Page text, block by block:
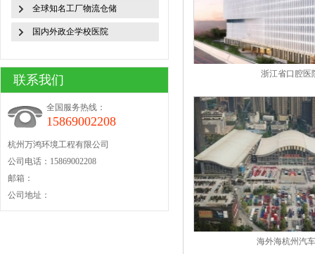
全球知名工厂物流仓储
国内外政企学校医院
联系我们
全国服务热线：
15869002208
杭州万鸿环境工程有限公司
公司电话：15869002208
邮箱：
公司地址：
浙江省口腔医
海外海杭州汽